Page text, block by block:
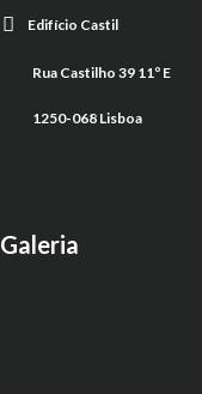
Edifício Castil
Rua Castilho 39 11º E
1250-068 Lisboa
Galeria